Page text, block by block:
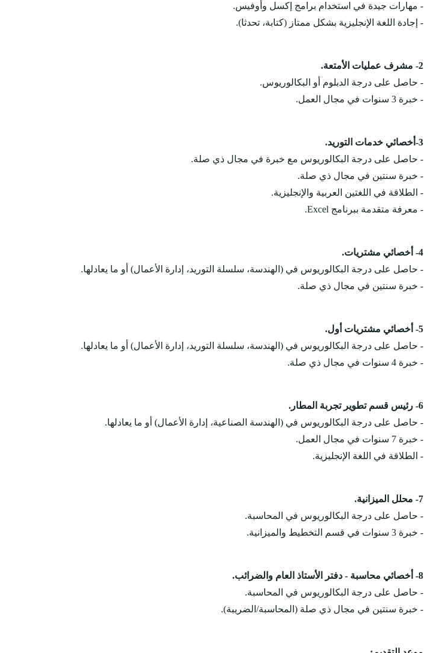
- مهارات جيدة في استخدام برامج إكسل وأوفيس.
- إجادة اللغة الإنجليزية بشكل ممتاز (كتابة، تحدثا).
2- مشرف عمليات الأمتعة.
- حاصل على درجة الدبلوم أو البكالوريوس.
- خبرة 3 سنوات في مجال العمل.
3-أخصائي خدمات التوريد.
- حاصل على درجة البكالوريوس مع خبرة في مجال ذي صلة.
- خبرة سنتين في مجال ذي صلة.
- الطلاقة في اللغتين العربية والإنجليزية.
- معرفة متقدمة ببرنامج Excel.
4- أخصائي مشتريات.
- حاصل على درجة البكالوريوس في (الهندسة، سلسلة التوريد، إدارة الأعمال) أو ما يعادلها.
- خبرة سنتين في مجال ذي صلة.
5- أخصائي مشتريات أول.
- حاصل على درجة البكالوريوس في (الهندسة، سلسلة التوريد، إدارة الأعمال) أو ما يعادلها.
- خبرة 4 سنوات في مجال ذي صلة.
6- رئيس قسم تطوير تجربة المطار.
- حاصل على درجة البكالوريوس في (الهندسة الصناعية، إدارة الأعمال) أو ما يعادلها.
- خبرة 7 سنوات في مجال العمل.
- الطلاقة في اللغة الإنجليزية.
7- محلل الميزانية.
- حاصل على درجة البكالوريوس في المحاسبة.
- خبرة 3 سنوات في قسم التخطيط والميزانية.
8- أخصائي محاسبة - دفتر الأستاذ العام والضرائب.
- حاصل على درجة البكالوريوس في المحاسبة.
- خبرة سنتين في مجال ذي صلة (المحاسبة/الضريبة).